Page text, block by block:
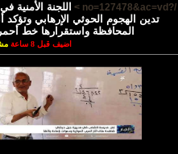
/?no=127478&ac=vd >
اللجنة
تدين الهجوم الحوثي الإرهابي وتؤكد
المحافظة واستقرارها خط أحمر
اضيف قبل 8 ساعة